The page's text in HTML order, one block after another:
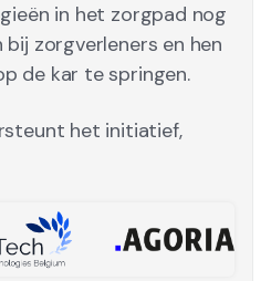
in het zorgpad nog
zorgverleners en hen
de kar te springen.
het initiatief,